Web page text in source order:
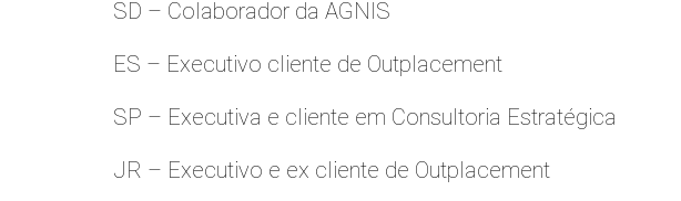
SD – Colaborador da AGNIS
ES – Executivo cliente de Outplacement
SP – Executiva e cliente em Consultoria Estratégica
JR – Executivo e ex cliente de Outplacement